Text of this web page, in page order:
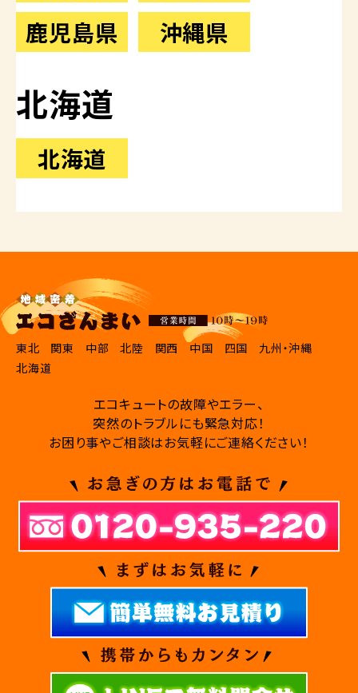
鹿児島県
沖縄県
北海道
北海道
東北 関東 中部 北陸 関西 中国 四国
九州・沖縄
北海道
エコキュートの故障やエラー、
突然のトラブルにも緊急対応！
お困り事やご相談はお気軽にご連絡ください！